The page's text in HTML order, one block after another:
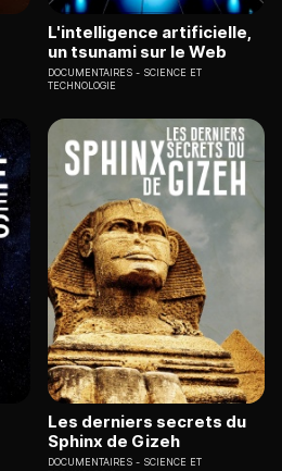
L'intelligence artificielle,
un tsunami sur le Web
DOCUMENTAIRES
SCIENCE ET
TECHNOLOGIE
Les derniers secrets du
Sphinx de Gizeh
DOCUMENTAIRES
SCIENCE ET